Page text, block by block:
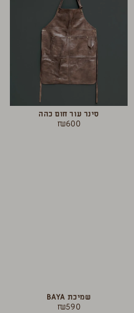
סינר עור חום כהה
₪600
שמיכת BAYA
₪590